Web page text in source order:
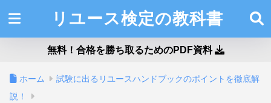
リユース検定の教科書
無料！合格を勝ち取るためのPDF資料
ホーム
試験に出るリユースハンドブックのポイントを徹底解
説！